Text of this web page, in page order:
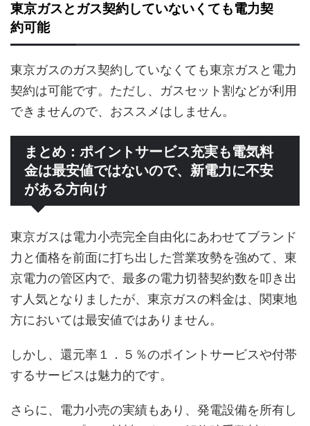
東京ガスとガス契約していないくても電力契
約可能
東京ガスのガス契約していなくても東京ガスと電力
契約は可能です。ただし、ガスセット割などが利用
できませんので、おススメはしません。
まとめ：ポイントサービス充実も電気料
金は最安値ではないので、新電力に不安
がある方向け
東京ガスは電力小売完全自由化にあわせてブランド
力と価格を前面に打ち出した営業攻勢を強めて、東
京電力の管区内で、最多の電力切替契約数を叩き出
す人気となりましたが、東京ガスの料金は、関東地
方においては最安値ではありません。
しかし、還元率１．５％のポイントサービスや付帯
するサービスは魅力的です。
さらに、電力小売の実績もあり、発電設備を所有し